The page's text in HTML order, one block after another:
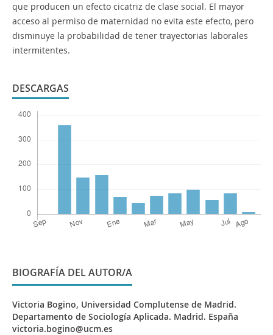
que producen un efecto cicatriz de clase social. El mayor
acceso al permiso de maternidad no evita este efecto, pero
disminuye la probabilidad de tener trayectorias laborales
intermitentes.
DESCARGAS
BIOGRAFÍA DEL AUTOR/A
Victoria Bogino, Universidad Complutense de Madrid.
Departamento de Sociología Aplicada. Madrid. España
victoria.bogino@ucm.es